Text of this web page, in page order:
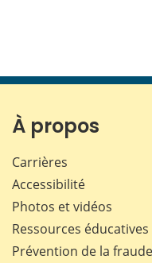
À propos
Carrières
Accessibilité
Photos et vidéos
Ressources éducatives
Prévention de la fraude